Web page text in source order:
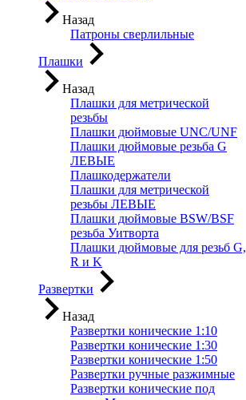
Назад
Патроны сверлильные
Плашки
Назад
Плашки для метрической
резьбы
Плашки дюймовые UNC/UNF
Плашки дюймовые резьба G
ЛЕВЫЕ
Плашкодержатели
Плашки для метрической
резьбы ЛЕВЫЕ
Плашки дюймовые BSW/BSF
резьба Уитворта
Плашки дюймовые для резьб G,
R и K
Развертки
Назад
Развертки конические 1:10
Развертки конические 1:30
Развертки конические 1:50
Развертки ручные разжимные
Развертки конические под